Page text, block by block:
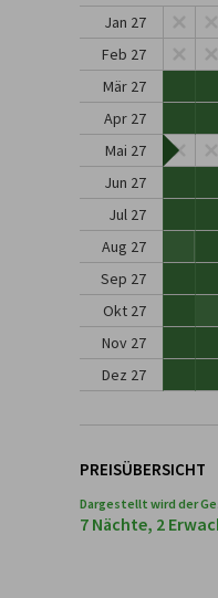
Jan 27
Feb 27
Mär 27
Apr 27
Mai 27
Jun 27
Jul 27
Aug 27
Sep 27
Okt 27
Nov 27
Dez 27
PREISÜBERSICHT
Dargestellt wird der
7 Nächte, 2